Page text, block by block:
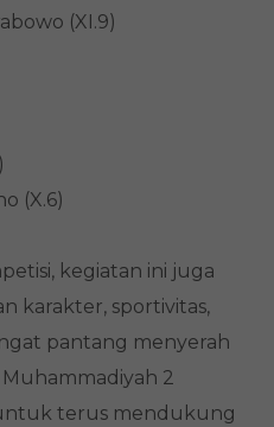
(XI.9)
(X.6)
kegiatan ini juga
karakter, sportivitas,
pantang menyerah
Muhammadiyah 2
terus mendukung